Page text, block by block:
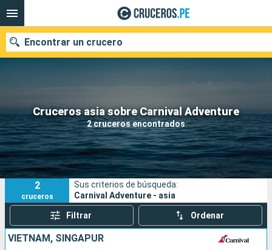
Cruceros asia sobre Carnival Adventure
2 cruceros encontrados
Encontrar un crucero
Nuestros destinos
Fecha de salida
Puertos Compañías
Buscar
2
cruceros
Sus criterios de búsqueda:
Carnival Adventure - asia
Filtrar Ordenar
VIETNAM, SINGAPUR